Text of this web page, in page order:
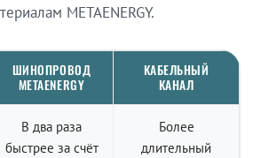
METAENERGY.
ШИНОПРОВОД
METAENERGY
КАБЕЛЬНЫЙ
КАНАЛ
В два раза
быстрее за счёт
Более
длительный